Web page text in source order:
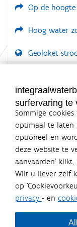
e
e
g
v
a
n
a
f
e
e
l
d
i
n
.
i
e
Op de
Hoog water
Geoloket
LOGIN VEREIST
surfervaring te
Sommige
optimaal te laten
optioneel en
deze website te
aanvaarden’
Wilt u liever zelf
op
privacy - en
officiële
overheid
uitgegeven door
Waterbeleid
De
bestuursniveaus die